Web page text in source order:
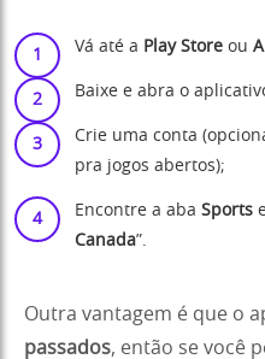
Vá até a Play Store ou
Baixe e abra o
Crie uma conta
pra jogos abertos);
Encontre a aba Sports
Canada”.
Outra vantagem é que o
passados, então se você